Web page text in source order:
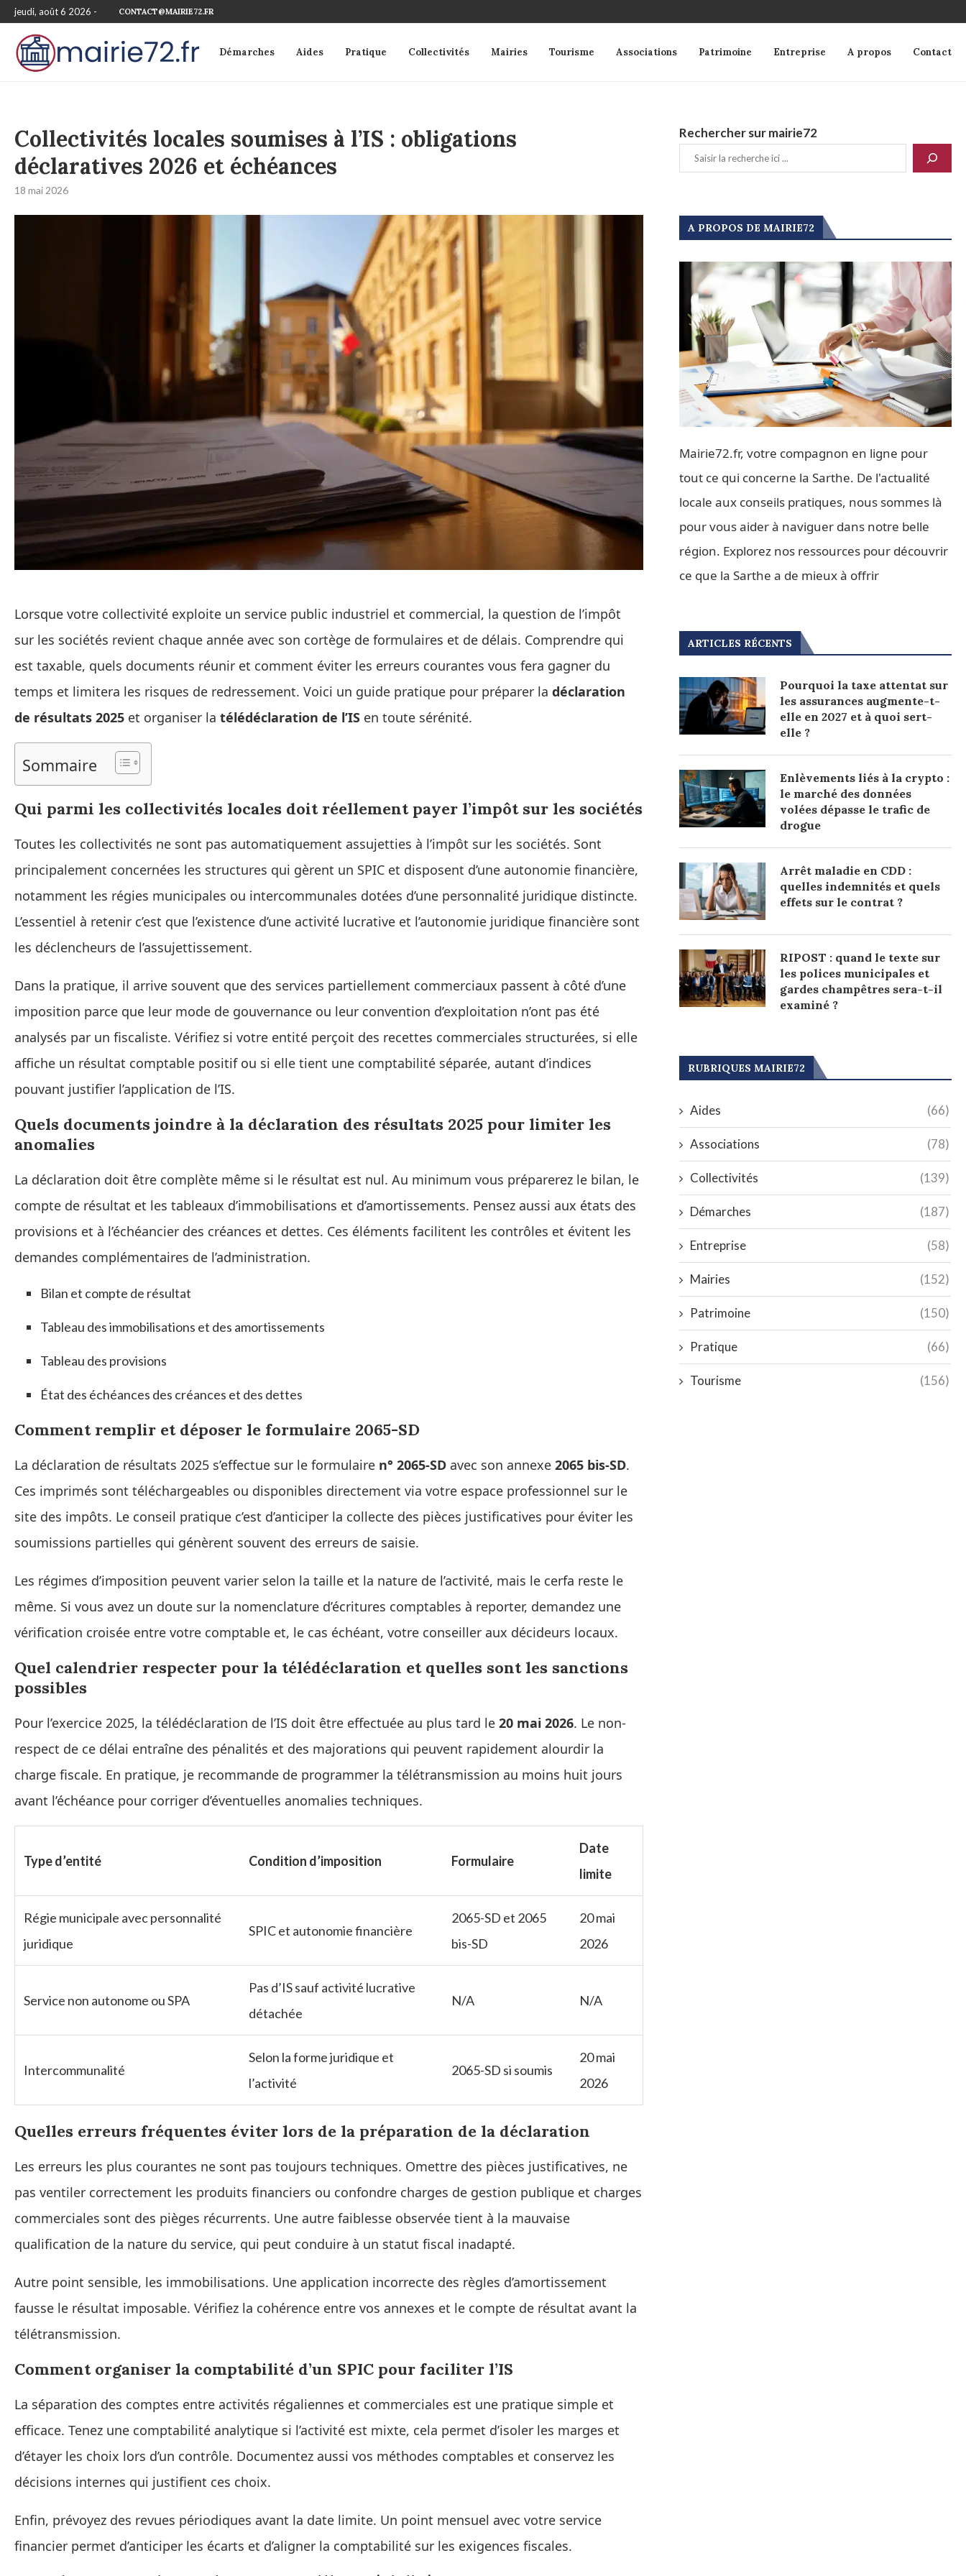
jeudi, août 6 2026 - CONTACT@MAIRIE72.FR
Démarches Aides Pratique Collectivités Mairies Tourisme Associations Patrimoine Entreprise A propos Contact
Collectivités locales soumises à l’IS : obligations
déclaratives 2026 et échéances
18 mai 2026
Lorsque votre collectivité exploite un service public industriel et commercial, la question de l’impôt
sur les sociétés revient chaque année avec son cortège de formulaires et de délais. Comprendre qui
est taxable, quels documents réunir et comment éviter les erreurs courantes vous fera gagner du
temps et limitera les risques de redressement. Voici un guide pratique pour préparer la déclaration
de résultats 2025 et organiser la télédéclaration de l’IS en toute sérénité.
Sommaire
Qui parmi les collectivités locales doit réellement payer l’impôt sur les sociétés
Toutes les collectivités ne sont pas automatiquement assujetties à l’impôt sur les sociétés. Sont
principalement concernées les structures qui gèrent un SPIC et disposent d’une autonomie financière,
notamment les régies municipales ou intercommunales dotées d’une personnalité juridique distincte.
L’essentiel à retenir c’est que l’existence d’une activité lucrative et l’autonomie juridique financière sont
les déclencheurs de l’assujettissement.
Dans la pratique, il arrive souvent que des services partiellement commerciaux passent à côté d’une
imposition parce que leur mode de gouvernance ou leur convention d’exploitation n’ont pas été
analysés par un fiscaliste. Vérifiez si votre entité perçoit des recettes commerciales structurées, si elle
affiche un résultat comptable positif ou si elle tient une comptabilité séparée, autant d’indices
pouvant justifier l’application de l’IS.
Quels documents joindre à la déclaration des résultats 2025 pour limiter les
anomalies
La déclaration doit être complète même si le résultat est nul. Au minimum vous préparerez le bilan, le
compte de résultat et les tableaux d’immobilisations et d’amortissements. Pensez aussi aux états des
provisions et à l’échéancier des créances et dettes. Ces éléments facilitent les contrôles et évitent les
demandes complémentaires de l’administration.
Bilan et compte de résultat
Tableau des immobilisations et des amortissements
Tableau des provisions
État des échéances des créances et des dettes
Comment remplir et déposer le formulaire 2065-SD
La déclaration de résultats 2025 s’effectue sur le formulaire n° 2065-SD avec son annexe 2065 bis-SD.
Ces imprimés sont téléchargeables ou disponibles directement via votre espace professionnel sur le
site des impôts. Le conseil pratique c’est d’anticiper la collecte des pièces justificatives pour éviter les
soumissions partielles qui génèrent souvent des erreurs de saisie.
Les régimes d’imposition peuvent varier selon la taille et la nature de l’activité, mais le cerfa reste le
même. Si vous avez un doute sur la nomenclature d’écritures comptables à reporter, demandez une
vérification croisée entre votre comptable et, le cas échéant, votre conseiller aux décideurs locaux.
Quel calendrier respecter pour la télédéclaration et quelles sont les sanctions
possibles
Pour l’exercice 2025, la télédéclaration de l’IS doit être effectuée au plus tard le 20 mai 2026. Le non-
respect de ce délai entraîne des pénalités et des majorations qui peuvent rapidement alourdir la
charge fiscale. En pratique, je recommande de programmer la télétransmission au moins huit jours
avant l’échéance pour corriger d’éventuelles anomalies techniques.
Type d’entité Condition d’imposition Formulaire
Date
limite
Régie municipale avec personnalité
juridique
SPIC et autonomie financière
2065-SD et 2065
bis-SD
20 mai
2026
Service non autonome ou SPA
Pas d’IS sauf activité lucrative
détachée
N/A N/A
Intercommunalité
Selon la forme juridique et
l’activité
2065-SD si soumis
20 mai
2026
Quelles erreurs fréquentes éviter lors de la préparation de la déclaration
Les erreurs les plus courantes ne sont pas toujours techniques. Omettre des pièces justificatives, ne
pas ventiler correctement les produits financiers ou confondre charges de gestion publique et charges
commerciales sont des pièges récurrents. Une autre faiblesse observée tient à la mauvaise
qualification de la nature du service, qui peut conduire à un statut fiscal inadapté.
Autre point sensible, les immobilisations. Une application incorrecte des règles d’amortissement
fausse le résultat imposable. Vérifiez la cohérence entre vos annexes et le compte de résultat avant la
télétransmission.
Comment organiser la comptabilité d’un SPIC pour faciliter l’IS
La séparation des comptes entre activités régaliennes et commerciales est une pratique simple et
efficace. Tenez une comptabilité analytique si l’activité est mixte, cela permet d’isoler les marges et
d’étayer les choix lors d’un contrôle. Documentez aussi vos méthodes comptables et conservez les
décisions internes qui justifient ces choix.
Enfin, prévoyez des revues périodiques avant la date limite. Un point mensuel avec votre service
financier permet d’anticiper les écarts et d’aligner la comptabilité sur les exigences fiscales.
Rechercher sur mairie72
A PROPOS DE MAIRIE72
Mairie72.fr, votre compagnon en ligne pour
tout ce qui concerne la Sarthe. De l'actualité
locale aux conseils pratiques, nous sommes là
pour vous aider à naviguer dans notre belle
région. Explorez nos ressources pour découvrir
ce que la Sarthe a de mieux à offrir
ARTICLES RÉCENTS
Pourquoi la taxe attentat sur
les assurances augmente-t-
elle en 2027 et à quoi sert-
elle ?
Enlèvements liés à la crypto :
le marché des données
volées dépasse le trafic de
drogue
Arrêt maladie en CDD :
quelles indemnités et quels
effets sur le contrat ?
RIPOST : quand le texte sur
les polices municipales et
gardes champêtres sera-t-il
examiné ?
RUBRIQUES MAIRIE72
Aides (66)
Associations (78)
Collectivités (139)
Démarches (187)
Entreprise (58)
Mairies (152)
Patrimoine (150)
Pratique (66)
Tourisme (156)